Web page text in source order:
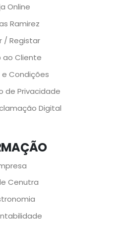
Online
Ramirez
/ Registar
ao Cliente
e Condições
de Privacidade
Digital
Cenutra